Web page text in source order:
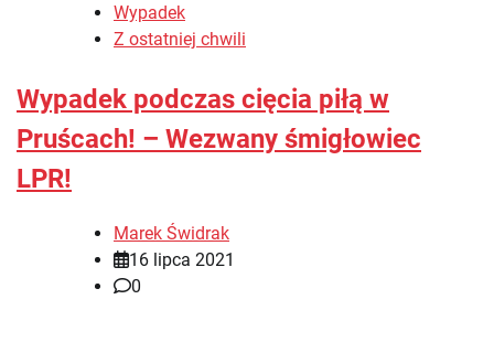
Wypadek
Z ostatniej chwili
Wypadek podczas cięcia piłą w
Pruścach! – Wezwany śmigłowiec
LPR!
Marek Świdrak
16 lipca 2021
0